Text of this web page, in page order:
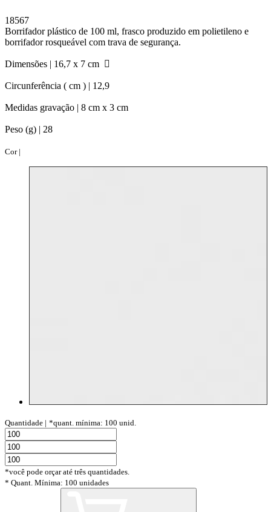
18567
Borrifador plástico de 100 ml, frasco produzido em polietileno e
borrifador rosqueável com trava de segurança.
Dimensões | 16,7 x 7 cm
Circunferência ( cm ) | 12,9
Medidas gravação | 8 cm x 3 cm
Peso (g) | 28
Cor |
Quantidade | *quant. mínima: 100 unid.
*você pode orçar até três quantidades.
* Quant. Mínima: 100 unidades